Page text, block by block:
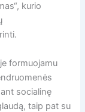
kurio
formuojamu
socialinę
taip pat su